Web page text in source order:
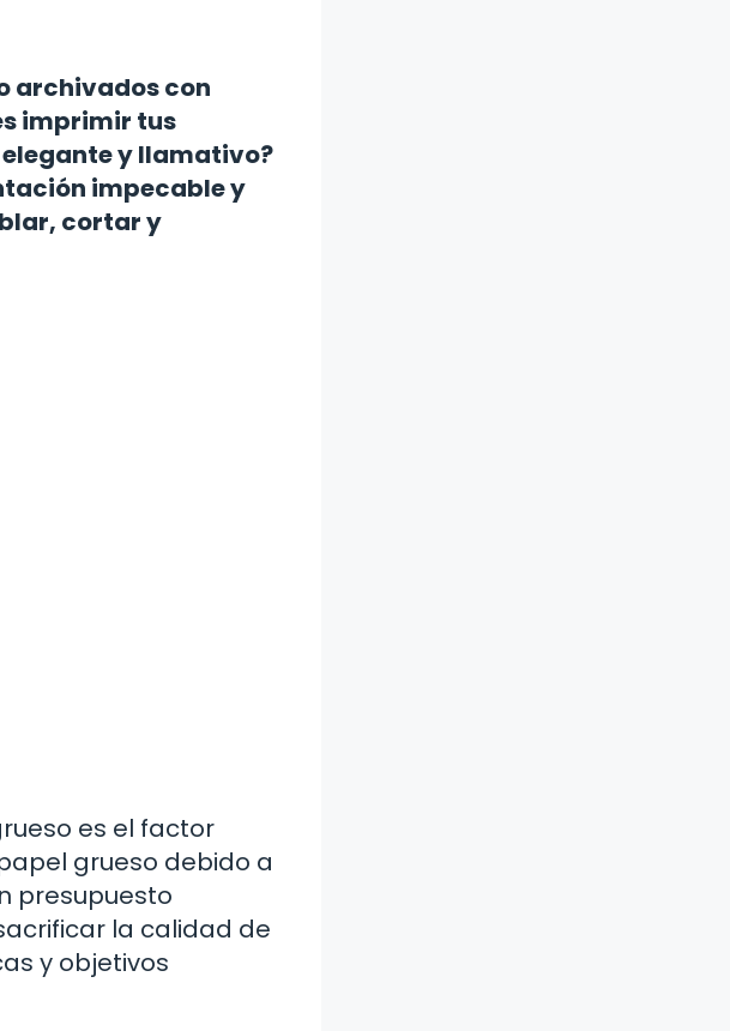
archivados con
imprimir tus
y llamativo?
impecable y
cortar y
es el factor
grueso debido a
presupuesto
la calidad de
y objetivos